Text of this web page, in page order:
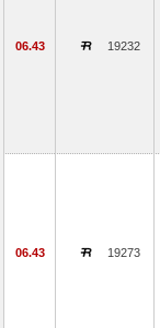
06.43 19232
06.43 19273